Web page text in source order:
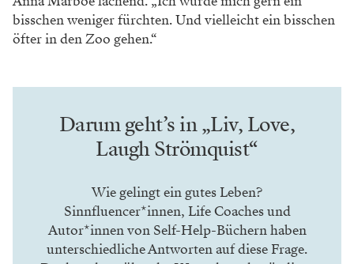
bisschenweniger fürchten. Und vielleicht ein bisschen
öfter in den Zoo gehen.“
Darum geht’s in „Liv, Love,
Laugh Strömquist“
Wie gelingt ein gutes Leben?
Sinnfluencer*innen, Life Coaches und
Autor*innen von Self-Help-Büchern haben
unterschiedliche Antworten auf diese Frage.